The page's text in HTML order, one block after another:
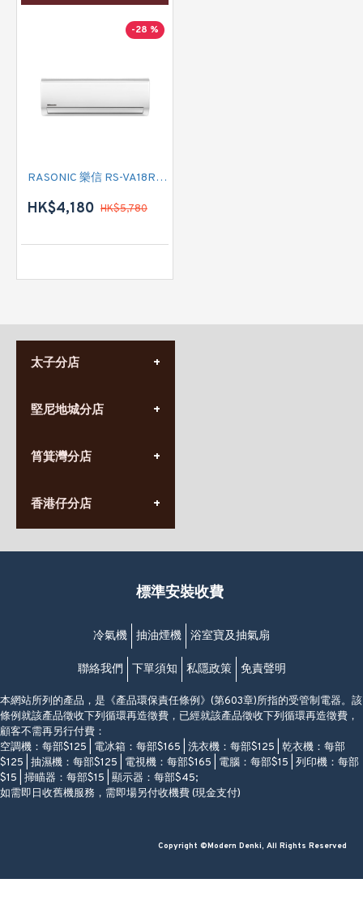
-28 %
RASONIC 樂信 RS-VA18R 二匹 掛牆分體式冷氣機(附遙控)
HK$4,180 HK$5,780
太子分店
營業時間:
九龍太子太子道西141號
堅尼地城分店
營業時間:
香港堅尼地城卑路乍街
(堅尼地城地鐵站B出口)
筲箕灣分店
營業時間:
(10:00am-20:30pm)
香港仔分店
營業時間:
香港香港仔成都道20-28號
(黃竹坑地鐵站轉4M專線小巴)
標準安裝收費
冷氣機 抽油煙機 浴室寶及抽氣扇
聯絡我們 下單須知 私隱政策 免責聲明
本網站所列的產品，是《產品環保責任條例》(第603章)所指的受管制電器。該
條例就該產品徵收下列循環再造徵費，已經就該產品徵收下列循環再造徵費，
顧客不需再另行付費：
空調機：每部$125 | 電冰箱：每部$165 | 洗衣機：每部$125 | 乾衣機：每部
$125 | 抽濕機：每部$125 | 電視機：每部$165 | 電腦：每部$15 | 列印機：每部
$15 | 掃瞄器：每部$15 | 顯示器：每部$45;
如需即日收舊機服務，需即場另付收機費 (現金支付)
Copyright ©Modern Denki, All Rights Reserved